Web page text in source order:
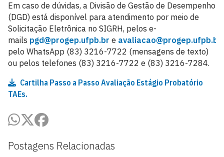
Postagens Relacionadas
Em caso de dúvidas, a Divisão de Gestão de Desempenho
(DGD) está disponível para atendimento por meio de
Solicitação Eletrônica no SIGRH, pelos e-
mails pgd@progep.ufpb.br e avaliacao@progep.ufpb.br
pelo WhatsApp (83) 3216-7722 (mensagens de texto)
ou pelos telefones (83) 3216-7722 e (83) 3216-7284.
Cartilha Passo a Passo Avaliação Estágio Probatório
TAEs.